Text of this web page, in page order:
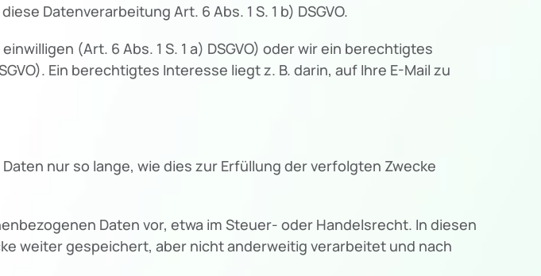
Datenverarbeitung Art. 6 Abs. 1 S. 1 b) DSGVO.
(Art. 6 Abs. 1 S. 1 a) DSGVO) oder wir ein berechtigtes
Ein berechtigtes Interesse liegt z. B. darin, auf Ihre E-Mail zu
nur so lange, wie dies zur Erfüllung der verfolgten Zwecke
Daten vor, etwa im Steuer- oder Handelsrecht. In diesen
weiter gespeichert, aber nicht anderweitig verarbeitet und nach